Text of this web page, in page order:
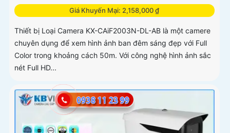
Giá Khuyến Mại: 2,158,000 ₫
Thiết bị Loại Camera KX-CAiF2003N-DL-AB là một camere
chuyên dụng để xem hình ảnh ban đêm sáng đẹp với Full
Color trong khoảng cách 50m. Với công nghệ hình ảnh sắc
nét Full HD...